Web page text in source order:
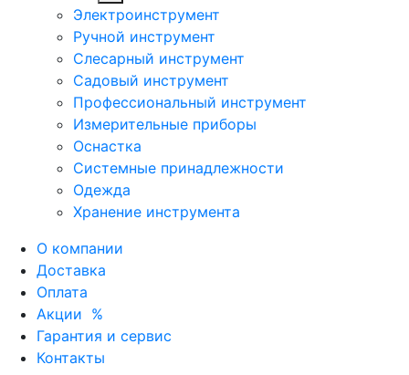
Электроинструмент
Ручной инструмент
Слесарный инструмент
Садовый инструмент
Профессиональный инструмент
Измерительные приборы
Оснастка
Системные принадлежности
Одежда
Хранение инструмента
О компании
Доставка
Оплата
Акции %
Гарантия и сервис
Контакты